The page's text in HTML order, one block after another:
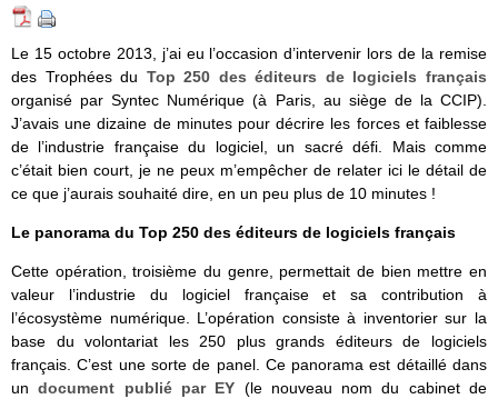
Le 15 octobre 2013, j’ai eu l’occasion d’intervenir lors de la remise
des Trophées du Top 250 des éditeurs de logiciels français
organisé par Syntec Numérique (à Paris, au siège de la CCIP).
J’avais une dizaine de minutes pour décrire les forces et faiblesse
de l’industrie française du logiciel, un sacré défi. Mais comme
c’était bien court, je ne peux m’empêcher de relater ici le détail de
ce que j’aurais souhaité dire, en un peu plus de 10 minutes !
Le panorama du Top 250 des éditeurs de logiciels français
Cette opération, troisième du genre, permettait de bien mettre en
valeur l’industrie du logiciel française et sa contribution à
l’écosystème numérique. L’opération consiste à inventorier sur la
base du volontariat les 250 plus grands éditeurs de logiciels
français. C’est une sorte de panel. Ce panorama est détaillé dans
undocument publié par EY (le nouveau nom du cabinet de